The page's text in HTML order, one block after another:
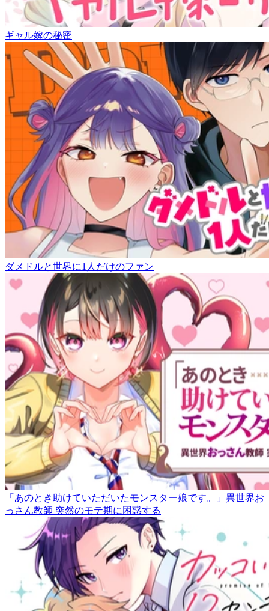
ギャル嫁の秘密
ダメドルと世界に1人だけのファン
「あのとき助けていただいたモンスター娘です。」異世界お
っさん教師 突然のモテ期に困惑する